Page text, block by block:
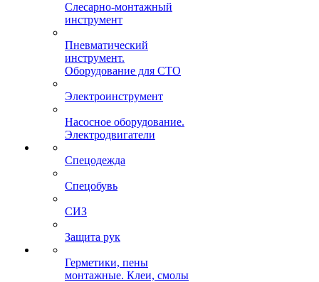
Слесарно-монтажный
инструмент
Пневматический
инструмент.
Оборудование для СТО
Электроинструмент
Насосное оборудование.
Электродвигатели
Спецодежда
Спецобувь
СИЗ
Защита рук
Герметики, пены
монтажные. Клеи, смолы